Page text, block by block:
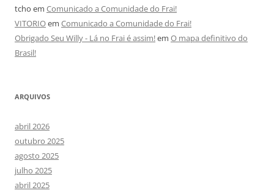
tcho em Comunicado a Comunidade do Frai!
VITORIOem Comunicado a Comunidade do Frai!
Obrigado Seu Willy - Lá no Frai é assim!em O mapa definitivo do
Brasil!
ARQUIVOS
abril 2026
outubro 2025
agosto 2025
julho 2025
abril 2025